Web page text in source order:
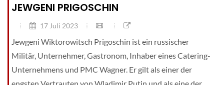
JEWGENI PRIGOSCHIN
17 Juli 2023
Jewgeni Wiktorowitsch Prigoschin ist ein russischer
Militär, Unternehmer, Gastronom, Inhaber eines Catering-
Unternehmens und PMC Wagner. Er gilt als einer der